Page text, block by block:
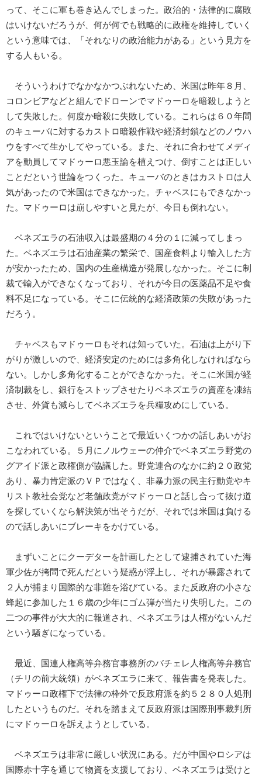
って、そこに軍も巻き込んでしまった。政治的・法律的に腐敗
はいけないだろうが、何が何でも戦略的に政権を維持していく
という意味では、「それなりの政治能力がある」という見方を
する人もいる。
そういうわけでなかなかつぶれないため、米国は昨年８月、
コロンビアなどと組んでドローンでマドゥーロを暗殺しようと
して失敗した。何度か暗殺に失敗している。これらは６０年間
のキューバに対するカストロ暗殺作戦や経済封鎖などのノウハ
ウをすべて生かしてやっている。また、それに合わせてメディ
アを動員してマドゥーロ悪玉論を植えつけ、倒すことは正しい
ことだという世論をつくった。キューバのときはカストロは人
気があったので米国はできなかった。チャベスにもできなかっ
た。マドゥーロは崩しやすいと見たが、今日も倒れない。
ベネズエラの石油収入は最盛期の４分の１に減ってしまっ
た。ベネズエラは石油産業の繁栄で、国産食料より輸入した方
が安かったため、国内の生産構造が発展しなかった。そこに制
裁で輸入ができなくなっており、それが今日の医薬品不足や食
料不足になっている。そこに伝統的な経済政策の失敗があった
だろう。
チャベスもマドゥーロもそれは知っていた。石油は上がり下
がりが激しいので、経済安定のためには多角化しなければなら
ない。しかし多角化することができなかった。そこに米国が経
済制裁をし、銀行をストップさせたりベネズエラの資産を凍結
させ、外貨も減らしてベネズエラを兵糧攻めにしている。
これではいけないということで最近いくつかの話しあいがお
こなわれている。５月にノルウェーの仲介でベネズエラ野党の
グアイド派と政権側が協議した。野党連合のなかに約２０政党
あり、暴力肯定派のＶＰではなく、非暴力派の民主行動党やキ
リスト教社会党など老舗政党がマドゥーロと話し合って抜け道
を探していくなら解決策が出そうだが、それでは米国は負ける
ので話しあいにブレーキをかけている。
まずいことにクーデターを計画したとして逮捕されていた海
軍少佐が拷問で死んだという疑惑が浮上し、それが暴露されて
２人が捕まり国際的な非難を浴びている。また反政府の小さな
蜂起に参加した１６歳の少年にゴム弾が当たり失明した。この
二つの事件が大大的に報道され、ベネズエラは人権がないんだ
という騒ぎになっている。
最近、国連人権高等弁務官事務所のバチェレ人権高等弁務官
（チリの前大統領）がベネズエラに来て、報告書を発表した。
マドゥーロ政権下で法律の枠外で反政府派を約５２８０人処刑
したというものだ。それを踏まえて反政府派は国際刑事裁判所
にマドゥーロを訴えようとしている。
ベネズエラは非常に厳しい状況にある。だが中国やロシアは
国際赤十字を通じて物資を支援しており、ベネズエラは受けと